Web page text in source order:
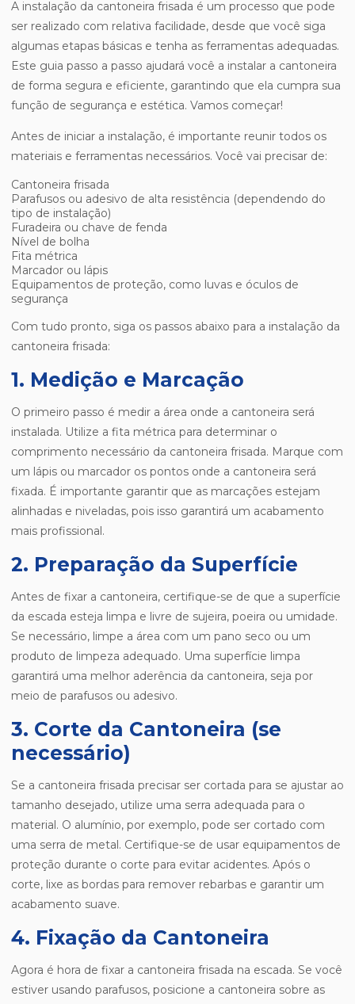
A instalação da cantoneira frisada é um processo que pode
ser realizado com relativa facilidade, desde que você siga
algumas etapas básicas e tenha as ferramentas adequadas.
Este guia passo a passo ajudará você a instalar a cantoneira
de forma segura e eficiente, garantindo que ela cumpra sua
função de segurança e estética. Vamos começar!
Antes de iniciar a instalação, é importante reunir todos os
materiais e ferramentas necessários. Você vai precisar de:
Cantoneira frisada
Parafusos ou adesivo de alta resistência (dependendo do
tipo de instalação)
Furadeira ou chave de fenda
Nível de bolha
Fita métrica
Marcador ou lápis
Equipamentos de proteção, como luvas e óculos de
segurança
Com tudo pronto, siga os passos abaixo para a instalação da
cantoneira frisada:
1. Medição e Marcação
O primeiro passo é medir a área onde a cantoneira será
instalada. Utilize a fita métrica para determinar o
comprimento necessário da cantoneira frisada. Marque com
um lápis ou marcador os pontos onde a cantoneira será
fixada. É importante garantir que as marcações estejam
alinhadas e niveladas, pois isso garantirá um acabamento
mais profissional.
2. Preparação da Superfície
Antes de fixar a cantoneira, certifique-se de que a superfície
da escada esteja limpa e livre de sujeira, poeira ou umidade.
Se necessário, limpe a área com um pano seco ou um
produto de limpeza adequado. Uma superfície limpa
garantirá uma melhor aderência da cantoneira, seja por
meio de parafusos ou adesivo.
3. Corte da Cantoneira (se
necessário)
Se a cantoneira frisada precisar ser cortada para se ajustar ao
tamanho desejado, utilize uma serra adequada para o
material. O alumínio, por exemplo, pode ser cortado com
uma serra de metal. Certifique-se de usar equipamentos de
proteção durante o corte para evitar acidentes. Após o
corte, lixe as bordas para remover rebarbas e garantir um
acabamento suave.
4. Fixação da Cantoneira
Agora é hora de fixar a cantoneira frisada na escada. Se você
estiver usando parafusos, posicione a cantoneira sobre as